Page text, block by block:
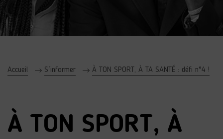
Accueil S'informer À TON SPORT, À TA SANTÉ : défi n°4 !
À TON SPORT, À